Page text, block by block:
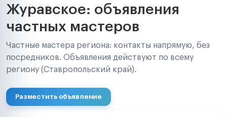
Журавское: объявления
частных мастеров
Частные мастера региона: контакты напрямую, без
посредников. Объявления действуют по всему
региону (Ставропольский край).
Разместить объявление